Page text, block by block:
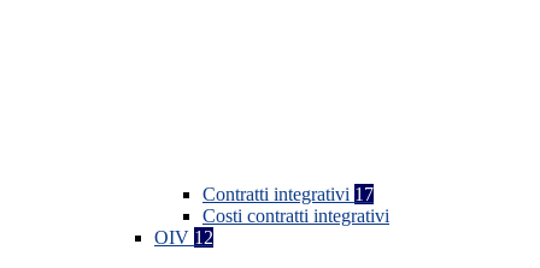
Contratti integrativi 17
Costi contratti integrativi
OIV 12